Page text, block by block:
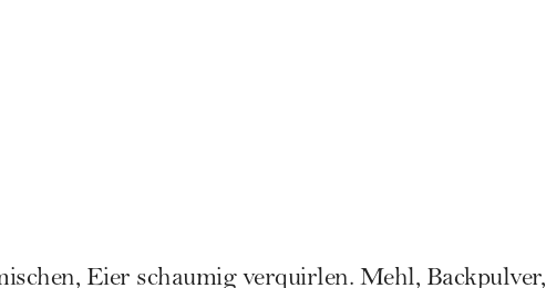
Eier schaumig verquirlen. Mehl, Backpulver,